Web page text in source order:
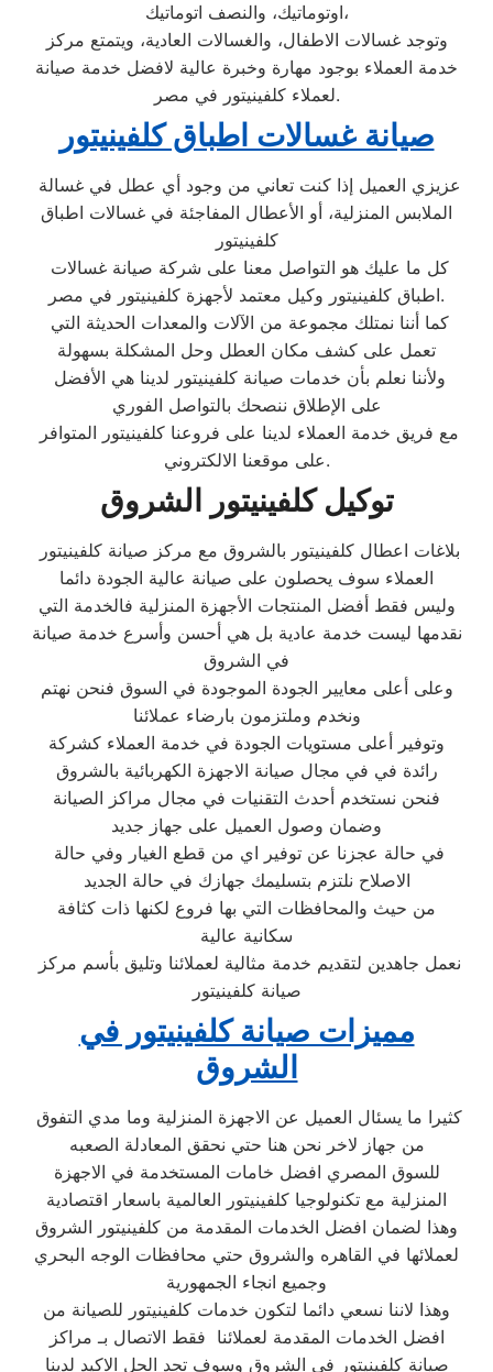
اوتوماتيك، والنصف اتوماتيك،
وتوجد غسالات الاطفال، والغسالات العادية، ويتمتع مركز
خدمة العملاء بوجود مهارة وخبرة عالية لافضل خدمة صيانة
لعملاء كلفينيتور في مصر.
صيانة غسالات اطباق كلفينيتور
الملابس المنزلية، أو الأعطال المفاجئة في غسالات اطباق
كلفينيتور
اطباق كلفينيتور وكيل معتمد لأجهزة كلفينيتور في مصر.
تعمل على كشف مكان العطل وحل المشكلة بسهولة
على الإطلاق ننصحك بالتواصل الفوري
على موقعنا الالكتروني.
توكيل كلفينيتور الشروق
العملاء سوف يحصلون على صيانة عالية الجودة دائما
وليس فقط أفضل المنتجات الأجهزة المنزلية فالخدمة التي
نقدمها ليست خدمة عادية بل هي أحسن وأسرع خدمة صيانة
في الشروق
وعلى أعلى معايير الجودة الموجودة في السوق فنحن نهتم
ونخدم وملتزمون بارضاء عملائنا
وتوفير أعلى مستويات الجودة في خدمة العملاء كشركة
رائدة في في مجال صيانة الاجهزة الكهربائية بالشروق
فنحن نستخدم أحدث التقنيات في مجال مراكز الصيانة
وضمان وصول العميل على جهاز جديد
الاصلاح نلتزم بتسليمك جهازك في حالة الجديد
من حيث والمحافظات التي بها فروع لكنها ذات كثافة
سكانية عالية
صيانة كلفينيتور
مميزات صيانة كلفينيتور في
الشروق
من جهاز لاخر نحن هنا حتي نحقق المعادلة الصعبه
للسوق المصري افضل خامات المستخدمة في الاجهزة
المنزلية مع تكنولوجيا كلفينيتور العالمية باسعار اقتصادية
وهذا لضمان افضل الخدمات المقدمة من كلفينيتور الشروق
لعملائها في القاهره والشروق حتي محافظات الوجه البحري
وجميع انجاء الجمهورية
وهذا لاننا نسعي دائما لتكون خدمات كلفينيتور للصيانة من
افضل الخدمات المقدمة لعملائنا فقط الاتصال بـ مراكز
صيانة كلفينيتور في الشروق وسوف تجد الحل الاكيد لدينا